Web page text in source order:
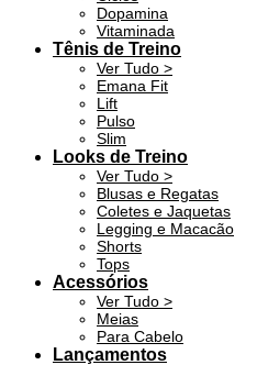
Dopamina
Vitaminada
Tênis de Treino
Ver Tudo >
Emana Fit
Lift
Pulso
Slim
Looks de Treino
Ver Tudo >
Blusas e Regatas
Coletes e Jaquetas
Legging e Macacão
Shorts
Tops
Acessórios
Ver Tudo >
Meias
Para Cabelo
Lançamentos